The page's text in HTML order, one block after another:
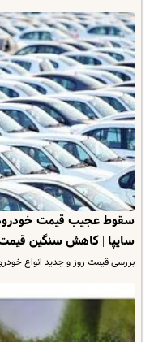
سقوط عجیب قیمت
سایپا | کاهش سنگین قیمت
بررسی قیمت روز و جدید انواع خودروهای